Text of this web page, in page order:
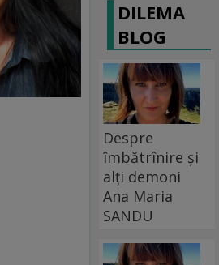
DILEMA
BLOG
Despre
îmbătrînire și
alți demoni
Ana Maria
SANDU